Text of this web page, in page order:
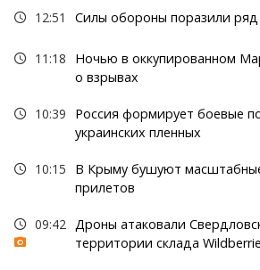
12:51 Силы обороны поразили
11:18
Ночью в оккупированном
о взрывах
10:39
Россия формирует боевые
украинских пленных
10:15
В Крыму бушуют
прилетов
09:42 Дроны атаковали
территории склада